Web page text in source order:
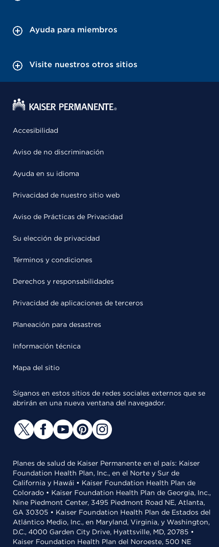
Ayuda para miembros
Visite nuestros otros sitios
Accesibilidad
Aviso de no discriminación
Ayuda en su idioma
Privacidad de nuestro sitio web
Aviso de Prácticas de Privacidad
Su elección de privacidad
Términos y condiciones
Derechos y responsabilidades
Privacidad de aplicaciones de terceros
Planeación para desastres
Información técnica
Mapa del sitio
Síganos en estos sitios de redes sociales externos que se
abrirán en una nueva ventana del navegador.
Planes de salud de Kaiser Permanente en el país: Kaiser
Foundation Health Plan, Inc., en el Norte y Sur de
California y Hawái • Kaiser Foundation Health Plan de
Colorado • Kaiser Foundation Health Plan de Georgia, Inc.,
Nine Piedmont Center, 3495 Piedmont Road NE, Atlanta,
GA 30305 • Kaiser Foundation Health Plan de Estados del
Atlántico Medio, Inc., en Maryland, Virginia, y Washington,
D.C., 4000 Garden City Drive, Hyattsville, MD, 20785 •
Kaiser Foundation Health Plan del Noroeste, 500 NE